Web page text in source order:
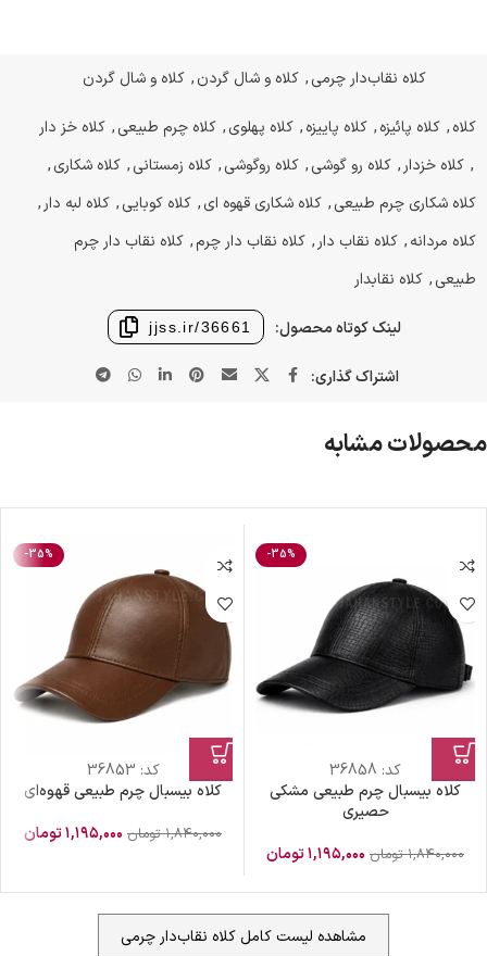
کلاه نقاب‌دار چرمی, کلاه و شال گردن, کلاه و شال گردن
کلاه, کلاه پائیزه, کلاه پاییزه, کلاه پهلوی, کلاه چرم طبیعی, کلاه خز دار
, کلاه خزدار , کلاه رو گوشی, کلاه روگوشی, کلاه زمستانی, کلاه شکاری,
کلاه شکاری چرم طبیعی, کلاه شکاری قهوه ای, کلاه کوبایی, کلاه لبه دار ,
کلاه مردانه, کلاه نقاب دار , کلاه نقاب دار چرم, کلاه نقاب دار چرم
طبیعی, کلاه نقابدار
لینک کوتاه محصول: jjss.ir/36661
اشتراک گذاری:
محصولات مشابه
-35%
کد: 36858
کلاه بیسبال چرم طبیعی مشکی
حصیری
۱,۸۴۰,۰۰۰ تومان ۱,۱۹۵,۰۰۰تومان
-35%
کد: 36853
کلاه بیسبال چرم طبیعی قهوه‌ای
۱,۸۴۰,۰۰۰ تومان ۱,۱۹۵,۰۰۰تومان
مشاهده لیست کامل کلاه نقاب‌دار چرمی